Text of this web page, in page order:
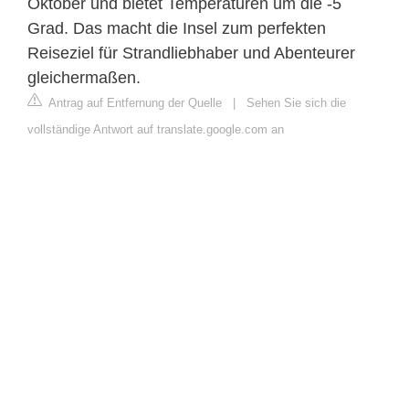
Grad. Das macht die Insel zum perfekten
Reiseziel für Strandliebhaber und Abenteurer
gleichermaßen.
Antrag auf Entfernung der Quelle | Sehen Sie sich die
vollständige Antwort auf translate.google.com an